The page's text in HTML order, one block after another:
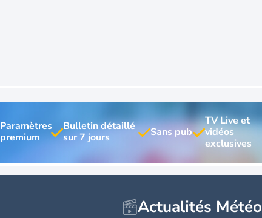
Paramètres
Bulletin détaillé
TV Live et
vidéos
Actualités Météo